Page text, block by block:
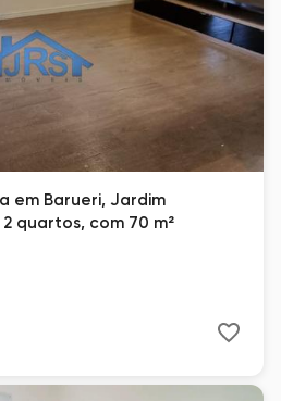
em Barueri, Jardim
quartos, com 70 m²